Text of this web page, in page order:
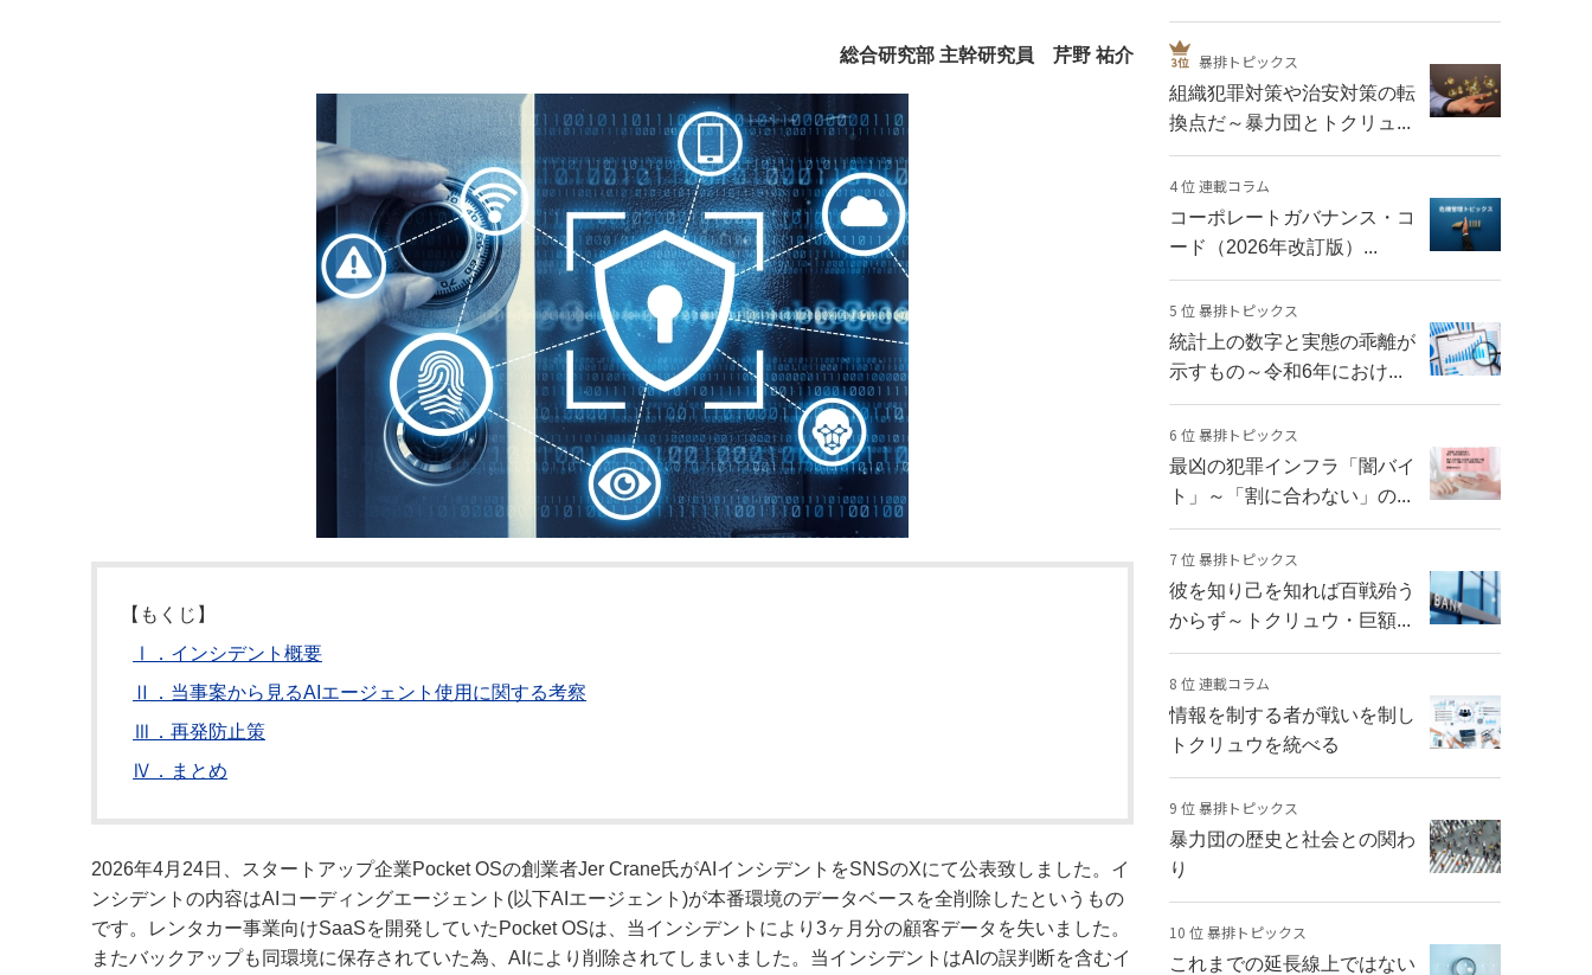
総合研究部 主幹研究員 芹野 祐介
【もくじ】
Ⅰ．インシデント概要
Ⅱ．当事案から見るAIエージェント使用に関する考察
Ⅲ．再発防止策
Ⅳ．まとめ
2026年4月24日、スタートアップ企業Pocket OSの創業者Jer Crane氏がAIインシデントをSNSのXにて公表致しました。イ
ンシデントの内容はAIコーディングエージェント(以下AIエージェント)が本番環境のデータベースを全削除したというもの
です。レンタカー事業向けSaaSを開発していたPocket OSは、当インシデントにより3ヶ月分の顧客データを失いました。
またバックアップも同環境に保存されていた為、AIにより削除されてしまいました。当インシデントはAIの誤判断を含むイ
暴排トピックス
組織犯罪対策や治安対策の転
換点だ～暴力団とトクリュ...
4 位 連載コラム
コーポレートガバナンス・コ
ード（2026年改訂版）...
5 位 暴排トピックス
統計上の数字と実態の乖離が
示すもの～令和6年におけ...
6 位 暴排トピックス
最凶の犯罪インフラ「闇バイ
ト」～「割に合わない」の...
7 位 暴排トピックス
彼を知り己を知れば百戦殆う
からず～トクリュウ・巨額...
8 位 連載コラム
情報を制する者が戦いを制し
トクリュウを統べる
9 位 暴排トピックス
暴力団の歴史と社会との関わ
り
10 位 暴排トピックス
これまでの延長線上ではない